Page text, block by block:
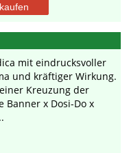
kaufen
mit eindrucksvoller
und kräftiger Wirkung.
Kreuzung der
Banner x Dosi-Do x